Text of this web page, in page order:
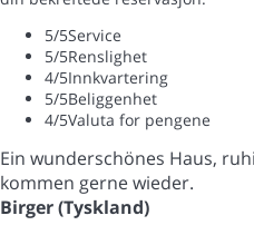
5/5Service
5/5Renslighet
4/5Innkvartering
5/5Beliggenhet
4/5Valuta for pengene
Ein wunderschönes Haus,
kommen gerne wieder.
Birger (Tyskland)